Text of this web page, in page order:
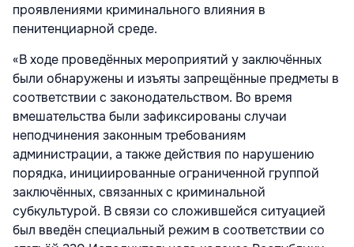
проявлениями криминального влияния в
пенитенциарной среде.
«В ходе проведённых мероприятий у заключённых
были обнаружены и изъяты запрещённые предметы в
соответствии с законодательством. Во время
вмешательства были зафиксированы случаи
неподчинения законным требованиям
администрации, а также действия по нарушению
порядка, инициированные ограниченной группой
заключённых, связанных с криминальной
субкультурой. В связи со сложившейся ситуацией
был введён специальный режим в соответствии со